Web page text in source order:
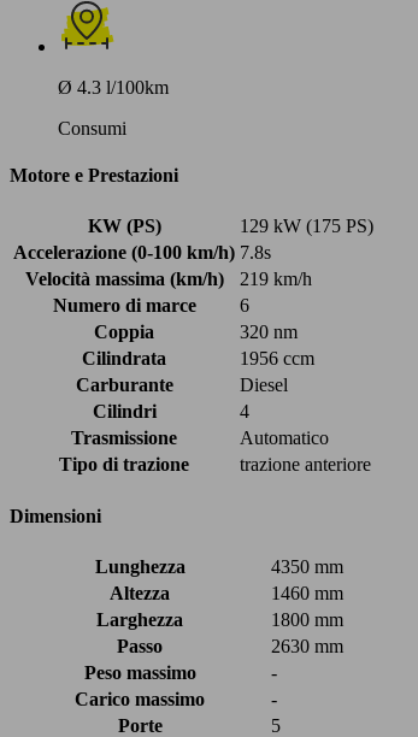
Ø 4.3 l/100km
Consumi
Motore e Prestazioni
KW (PS)
129 kW (175 PS)
Accelerazione (0-100 km/h) 7.8s
Velocità massima (km/h)
219 km/h
Numero di marce
6
Coppia
320 nm
Cilindrata
1956 ccm
Carburante
Diesel
Cilindri
4
Trasmissione
Automatico
Tipo di trazione
trazione anteriore
Dimensioni
Lunghezza
4350 mm
Altezza
1460 mm
Larghezza
1800 mm
Passo
2630 mm
Peso massimo
-
Carico massimo
-
Porte
5